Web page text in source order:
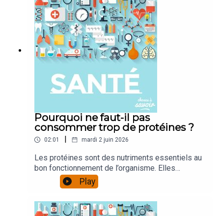
Pourquoi ne faut-il pas
consommer trop de protéines ?
02:01 | mardi 2 juin 2026
Les protéines sont des nutriments essentiels au
bon fonctionnement de l’organisme. Elles
interviennent dans la réparation des tissus, la
digestion, le transport de l’oxygène via
l’hémoglobine, et participent activement à la
défense immunitaire. On les retrouve dans une
Play